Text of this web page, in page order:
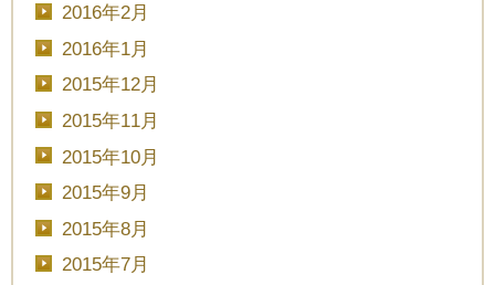
2016年2月
2016年1月
2015年12月
2015年11月
2015年10月
2015年9月
2015年8月
2015年7月